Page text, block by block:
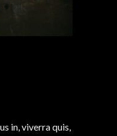
in, viverra quis,